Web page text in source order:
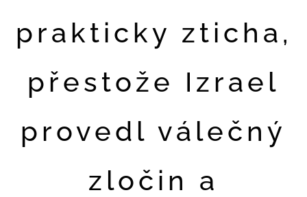
prakticky zticha,
přestože Izrael
provedl válečný
zločin a